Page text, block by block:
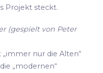
Projekt steckt.
(gespielt von Peter
„immer nur die Alten“
„modernen“